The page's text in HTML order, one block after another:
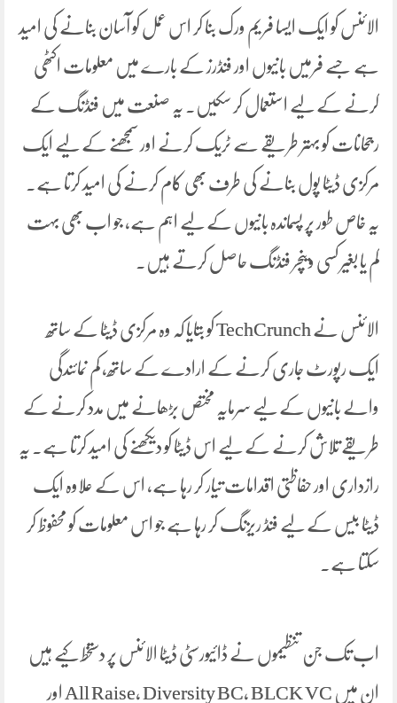
الائنس کو ایک ایسا فریم ورک بنا کر اس عمل کو آسان بنانے کی امید
ہے جسے فرمیں بانیوں اور فنڈرز کے بارے میں معلومات اکٹھی
کرنے کے لیے استعمال کر سکیں۔ یہ صنعت میں فنڈنگ ​​کے
رجحانات کو بہتر طریقے سے ٹریک کرنے اور سمجھنے کے لیے ایک
مرکزی ڈیٹا پول بنانے کی طرف بھی کام کرنے کی امید کرتا ہے۔
یہ خاص طور پر پسماندہ بانیوں کے لیے اہم ہے، جو اب بھی بہت
کم یا بغیر کسی وینچر فنڈنگ ​​حاصل کرتے ہیں۔
الائنس نے TechCrunch کو بتایا کہ وہ مرکزی ڈیٹا کے ساتھ
ایک رپورٹ جاری کرنے کے ارادے کے ساتھ، کم نمائندگی
والے بانیوں کے لیے سرمایہ مختص بڑھانے میں مدد کرنے کے
طریقے تلاش کرنے کے لیے اس ڈیٹا کو دیکھنے کی امید کرتا ہے۔ یہ
رازداری اور حفاظتی اقدامات تیار کر رہا ہے، اس کے علاوہ ایک
ڈیٹا بیس کے لیے فنڈ ریزنگ کر رہا ہے جو اس معلومات کو محفوظ کر
سکتا ہے۔
اب تک جن تنظیموں نے ڈائیورسٹی ڈیٹا الائنس پر دستخط کیے ہیں
ان میں All Raise، Diversity BC، BLCK VC اور